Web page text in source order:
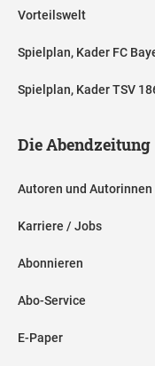
Vorteilswelt
Spielplan, Kader FC
Spielplan, Kader TSV
Die Abendzeitung
Autoren und Autorinnen
Karriere / Jobs
Abonnieren
Abo-Service
E-Paper